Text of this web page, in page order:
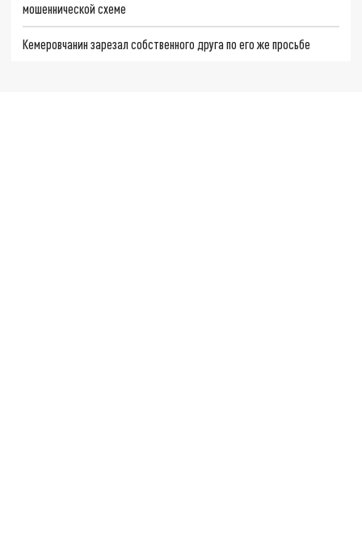
мошеннической схеме
Кемеровчанин зарезал собственного друга по его же просьбе